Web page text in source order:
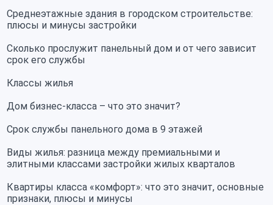
Среднеэтажные здания в городском строительстве:
плюсы и минусы застройки
Сколько прослужит панельный дом и от чего зависит
срок его службы
Классы жилья
Дом бизнес-класса – что это значит?
Срок службы панельного дома в 9 этажей
Виды жилья: разница между премиальными и
элитными классами застройки жилых кварталов
Квартиры класса «комфорт»: что это значит, основные
признаки, плюсы и минусы